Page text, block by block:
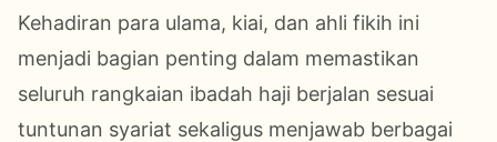
Kehadiran para ulama, kiai, dan ahli fikih ini
menjadi bagian penting dalam memastikan
seluruh rangkaian ibadah haji berjalan sesuai
tuntunan syariat sekaligus menjawab berbagai